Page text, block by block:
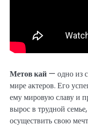
Метов кай — одно из
мире актеров. Его
ему мировую славу и
вырос в трудной
осуществить свою